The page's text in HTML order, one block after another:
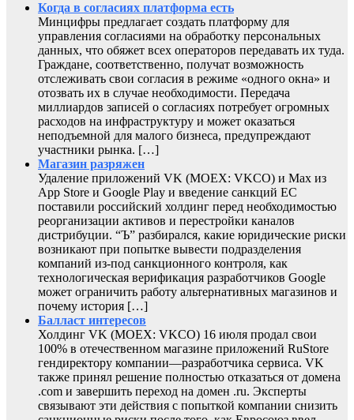
Когда в согласиях платформа есть
Минцифры предлагает создать платформу для
управления согласиями на обработку персональных
данных, что обяжет всех операторов передавать их туда.
Граждане, соответственно, получат возможность
отслеживать свои согласия в режиме «одного окна» и
отозвать их в случае необходимости. Передача
миллиардов записей о согласиях потребует огромных
расходов на инфраструктуру и может оказаться
неподъемной для малого бизнеса, предупреждают
участники рынка. […]
Магазин разряжен
Удаление приложений VK (MOEX: VKCO) и Max из
App Store и Google Play и введение санкций ЕС
поставили российский холдинг перед необходимостью
реорганизации активов и перестройки каналов
дистрибуции. “Ъ” разбирался, какие юридические риски
возникают при попытке вывести подразделения
компаний из-под санкционного контроля, как
технологическая верификация разработчиков Google
может ограничить работу альтернативных магазинов и
почему история […]
Балласт интересов
Холдинг VK (MOEX: VKCO) 16 июля продал свои
100% в отечественном магазине приложений RuStore
гендиректору компании—разработчика сервиса. VK
также принял решение полностью отказаться от домена
.com и завершить переход на домен .ru. Эксперты
связывают эти действия с попыткой компании снизить